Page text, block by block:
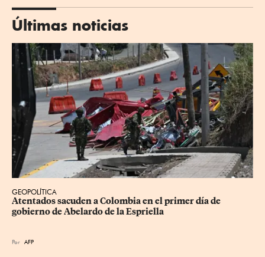
Últimas noticias
GEOPOLÍTICA
Atentados sacuden a Colombia en el primer día de
gobierno de Abelardo de la Espriella
Por AFP